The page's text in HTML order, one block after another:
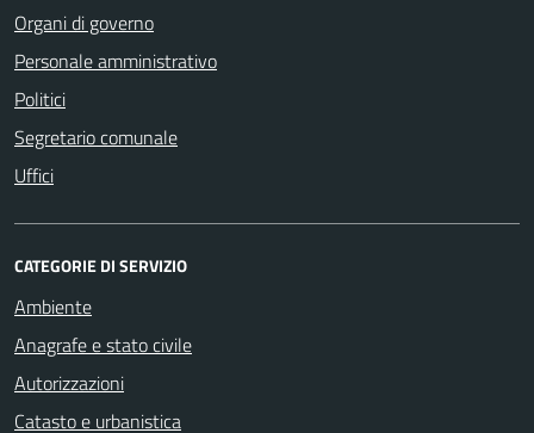
Organi di governo
Personale amministrativo
Politici
Segretario comunale
Uffici
CATEGORIE DI SERVIZIO
Ambiente
Anagrafe e stato civile
Autorizzazioni
Catasto e urbanistica